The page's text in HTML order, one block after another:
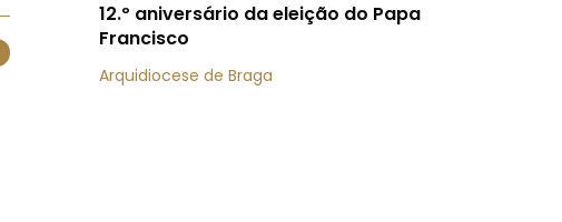
12.º aniversário da eleição do Papa
Francisco
Arquidiocese de Braga